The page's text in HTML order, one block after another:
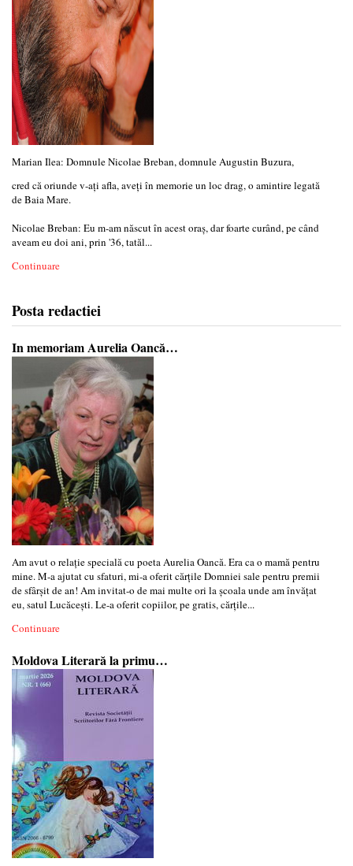
Marian Ilea: Domnule Nicolae Breban, domnule Augustin Buzura,
cred că oriunde v-aţi afla, aveţi în memorie un loc drag, o amintire legată
de Baia Mare.
Nicolae Breban: Eu m-am născut în acest oraş, dar foarte curând, pe când
aveam eu doi ani, prin '36, tatăl...
Continuare
Posta redactiei
In memoriam Aurelia Oancă…
Am avut o relație specială cu poeta Aurelia Oancă. Era ca o mamă pentru
mine. M-a ajutat cu sfaturi, mi-a oferit cărțile Domniei sale pentru premii
de sfârșit de an! Am invitat-o de mai multe ori la școala unde am învățat
eu, satul Lucăcești. Le-a oferit copiilor, pe gratis, cărțile...
Continuare
Moldova Literară la primu…